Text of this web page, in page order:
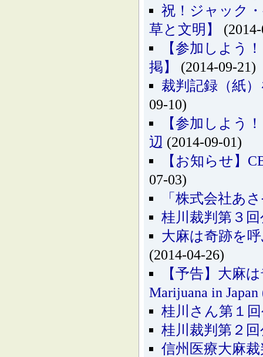
祝！ジャック
草と文明】
【参加しよう
掲】
(2014-09-21)
裁判記録（紙
09-10)
【参加しよう
辺 (2014-09-01)
【お知らせ】
07-03)
「株式会社あ
桂川裁判第３
大麻は奇跡を呼
(2014-04-26)
【予告】大麻
Marijuana in
桂川さん第１
桂川裁判第２
信州医療大麻